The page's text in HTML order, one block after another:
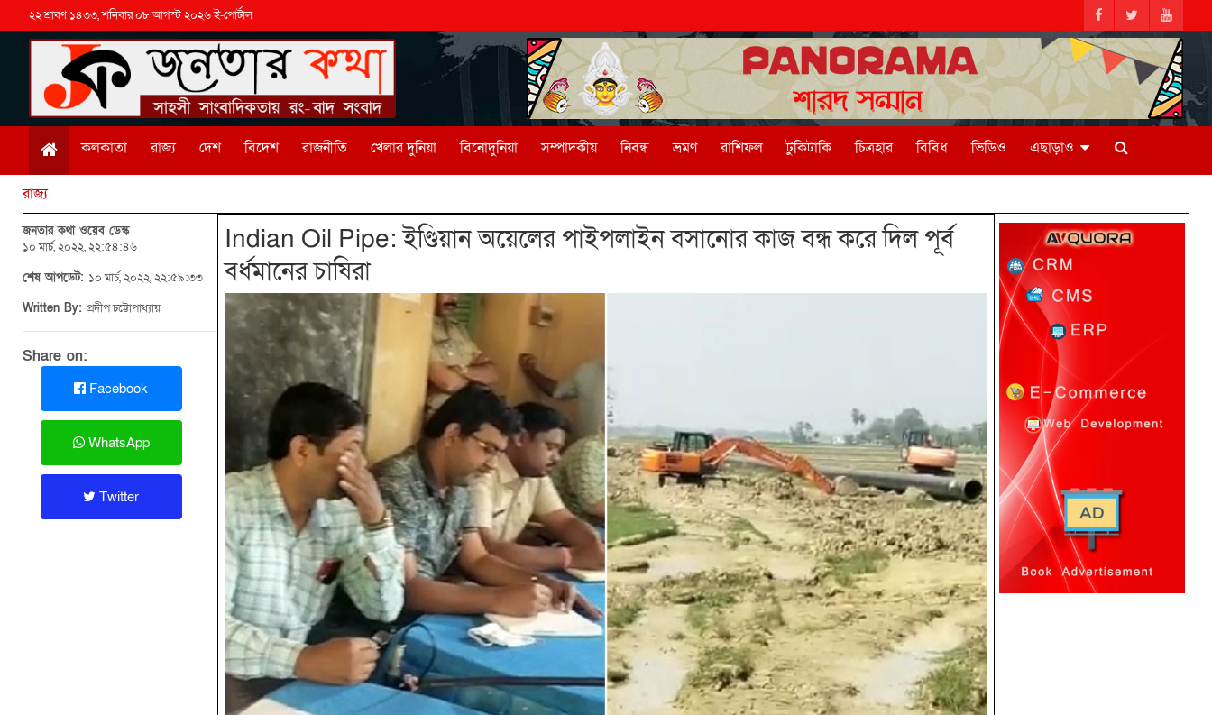
২২ শ্রাবণ ১৪৩৩, শনিবার ০৮ আগস্ট ২০২৬ ই-পোর্টাল
কলকাতা রাজ্য দেশ বিদেশ রাজনীতি খেলার দুনিয়া বিনোদুনিয়া সম্পাদকীয় নিবন্ধ ভ্রমণ রাশিফল টুকিটাকি চিত্রহার বিবিধ ভিডিও এছাড়াও
রাজ্য
জনতার কথা ওয়েব ডেস্ক
১০ মার্চ, ২০২২, ২২:৫৪:৪৬
শেষ আপডেট: ১০ মার্চ, ২০২২, ২২:৫৯:৩৩
Written By: প্রদীপ চট্টোপাধ্যায়
Share on:
Facebook
WhatsApp
Twitter
Indian Oil Pipe: ইণ্ডিয়ান অয়েলের পাইপলাইন বসানোর কাজ বন্ধ করে দিল পূর্ব
বর্ধমানের চাষিরা